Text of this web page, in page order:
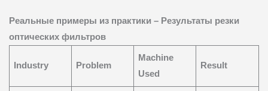
Реальные примеры из практики – Результаты резки
оптических фильтров
Industry Problem
Machine
Used
Result